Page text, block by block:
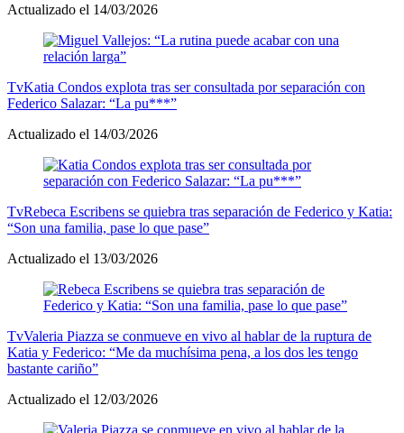
Actualizado el 14/03/2026
TvKatia Condos explota tras ser consultada por separación con
Federico Salazar: “La pu***”
Actualizado el 14/03/2026
TvRebeca Escribens se quiebra tras separación de Federico y Katia:
“Son una familia, pase lo que pase”
Actualizado el 13/03/2026
TvValeria Piazza se conmueve en vivo al hablar de la ruptura de
Katia y Federico: “Me da muchísima pena, a los dos les tengo
bastante cariño”
Actualizado el 12/03/2026